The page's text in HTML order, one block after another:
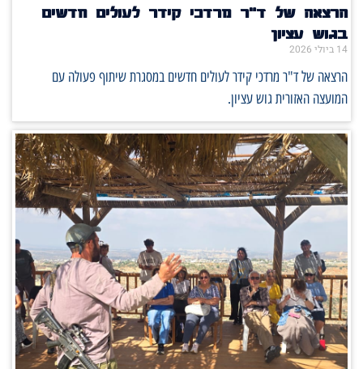
הרצאה של ד"ר מרדכי קידר לעולים חדשים
בגוש עציון
14 ביולי 2026
הרצאה של ד"ר מרדכי קידר לעולים חדשים במסגרת שיתוף פעולה עם
המועצה האזורית גוש עציון.